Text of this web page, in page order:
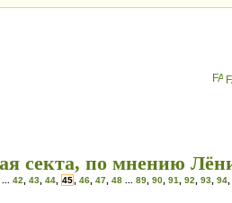
секта, по мнению
42 43 44 45 46 47 48 89 90 91 92 93 94